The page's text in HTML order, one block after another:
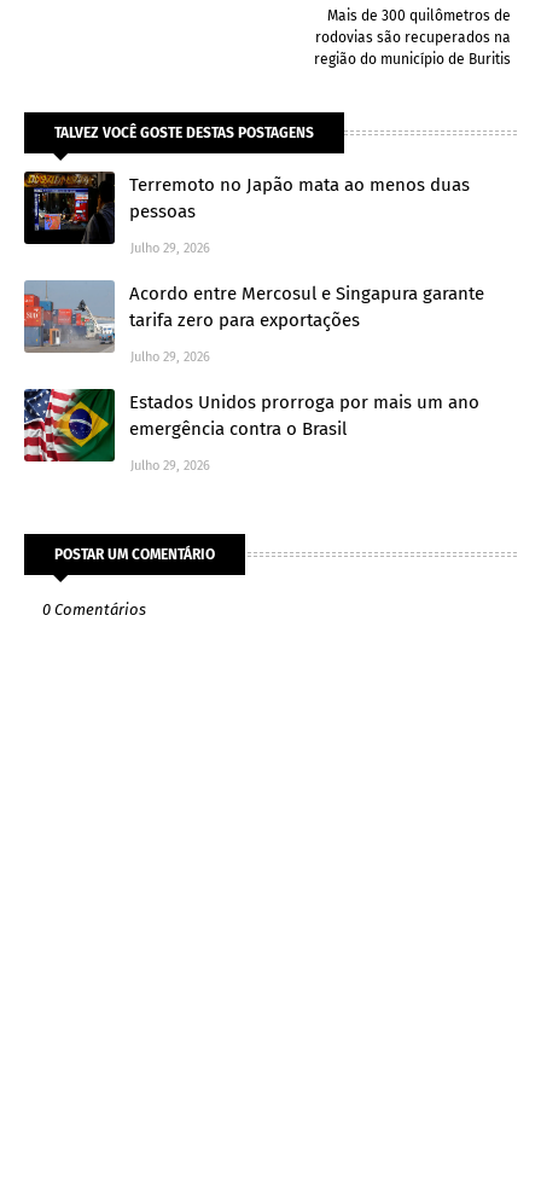
Mais de 300 quilômetros de
rodovias são recuperados na
região do município de Buritis
TALVEZ VOCÊ GOSTE DESTAS POSTAGENS
Terremoto no Japão mata ao menos duas
pessoas
Julho 29, 2026
Acordo entre Mercosul e Singapura garante
tarifa zero para exportações
Julho 29, 2026
Estados Unidos prorroga por mais um ano
emergência contra o Brasil
Julho 29, 2026
POSTAR UM COMENTÁRIO
0 Comentários